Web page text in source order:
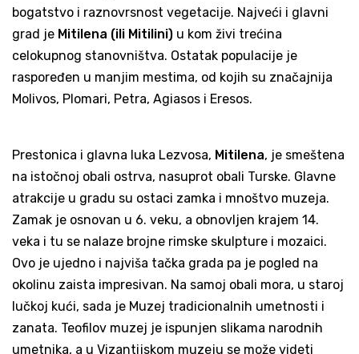
bogatstvo i raznovrsnost vegetacije. Najveći i glavni
grad je Mitilena (ili Mitilini) u kom živi trećina
celokupnog stanovništva. Ostatak populacije je
raspoređen u manjim mestima, od kojih su značajnija
Molivos, Plomari, Petra, Agiasos i Eresos.
Prestonica i glavna luka Lezvosa, Mitilena, je smeštena
na istočnoj obali ostrva, nasuprot obali Turske. Glavne
atrakcije u gradu su ostaci zamka i mnoštvo muzeja.
Zamak je osnovan u 6. veku, a obnovljen krajem 14.
veka i tu se nalaze brojne rimske skulpture i mozaici.
Ovo je ujedno i najviša tačka grada pa je pogled na
okolinu zaista impresivan. Na samoj obali mora, u staroj
lučkoj kući, sada je Muzej tradicionalnih umetnosti i
zanata. Teofilov muzej je ispunjen slikama narodnih
umetnika, a u Vizantijskom muzeju se može videti